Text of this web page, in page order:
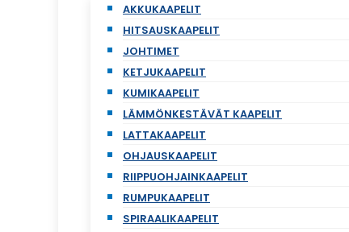
AKKUKAAPELIT
HITSAUSKAAPELIT
JOHTIMET
KETJUKAAPELIT
KUMIKAAPELIT
LÄMMÖNKESTÄVÄT KAAPELIT
LATTAKAAPELIT
OHJAUSKAAPELIT
RIIPPUOHJAINKAAPELIT
RUMPUKAAPELIT
SPIRAALIKAAPELIT